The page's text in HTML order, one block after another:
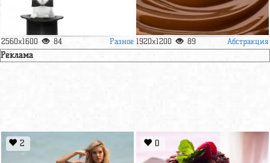
2560x1600 84 Разное 1920x1200 89 Абстракция
Реклама
2 0